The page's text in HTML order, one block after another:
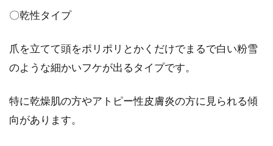
〇乾性タイプ
爪を立てて頭をポリポリとかくだけでまるで白い粉雪
のような細かいフケが出るタイプです。
特に乾燥肌の方やアトピー性皮膚炎の方に見られる傾
向があります。